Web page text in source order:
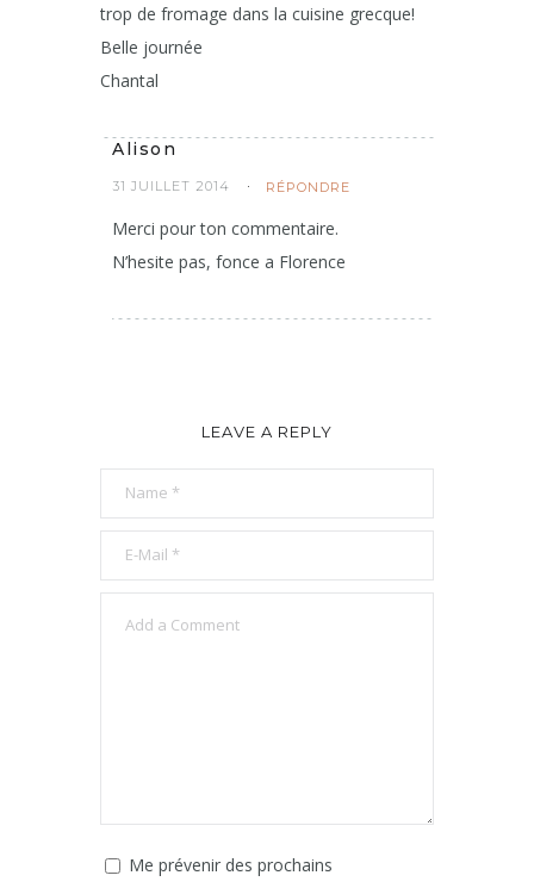
trop de fromage dans la cuisine grecque!
Belle journée
Chantal
Alison
31 JUILLET 2014 RÉPONDRE
Merci pour ton commentaire.
N’hesite pas, fonce a Florence
LEAVE A REPLY
Me prévenir des prochains